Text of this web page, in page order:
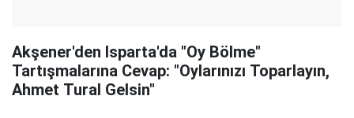
Akşener'den Isparta'da "Oy Bölme"
Tartışmalarına Cevap: "Oylarınızı Toparlayın,
Ahmet Tural Gelsin"